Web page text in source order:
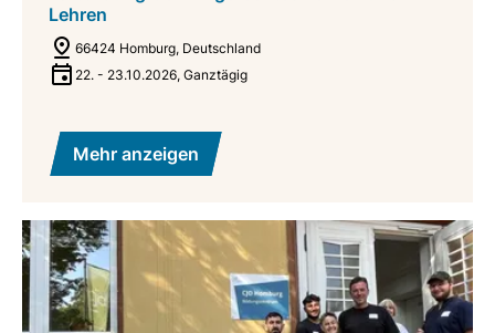
Lehren
66424 Homburg, Deutschland
22. - 23.10.2026, Ganztägig
Mehr anzeigen